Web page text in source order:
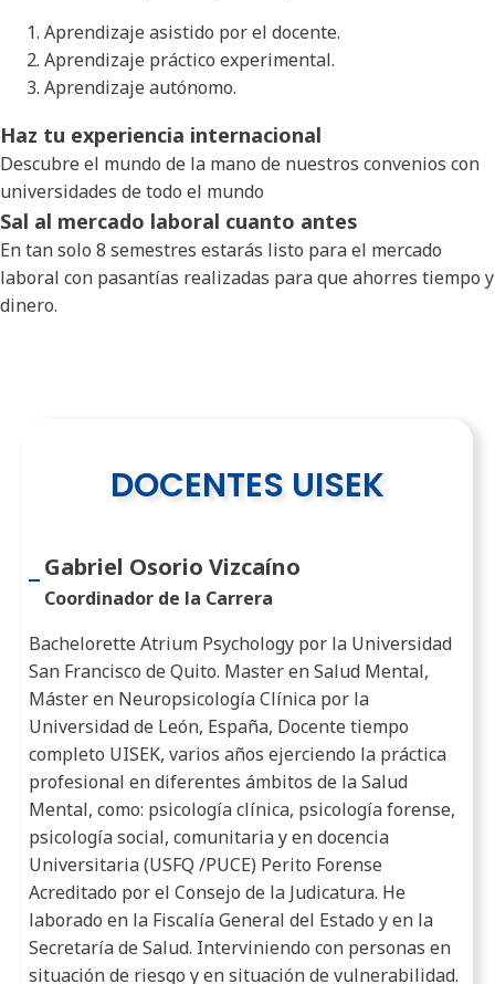
Aprendizaje asistido por el docente.
Aprendizaje práctico experimental.
Aprendizaje autónomo.
Haz tu experiencia internacional
Descubre el mundo de la mano de nuestros convenios con
universidades de todo el mundo
Sal al mercado laboral cuanto antes
En tan solo 8 semestres estarás listo para el mercado
laboral con pasantías realizadas para que ahorres tiempo y
dinero.
DOCENTES UISEK
Gabriel Osorio Vizcaíno
Coordinador de la Carrera
Bachelorette Atrium Psychology por la Universidad
San Francisco de Quito. Master en Salud Mental,
Máster en Neuropsicología Clínica por la
Universidad de León, España, Docente tiempo
completo UISEK, varios años ejerciendo la práctica
profesional en diferentes ámbitos de la Salud
Mental, como: psicología clínica, psicología forense,
psicología social, comunitaria y en docencia
Universitaria (USFQ /PUCE) Perito Forense
Acreditado por el Consejo de la Judicatura. He
laborado en la Fiscalía General del Estado y en la
Secretaría de Salud. Interviniendo con personas en
situación de riesgo y en situación de vulnerabilidad.